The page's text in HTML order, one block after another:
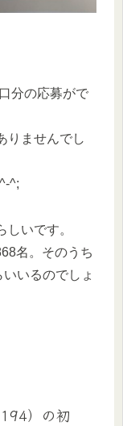
分の応募がで
りませんでし
^;
いです。
名。そのうち
いるのでしょ
）の初